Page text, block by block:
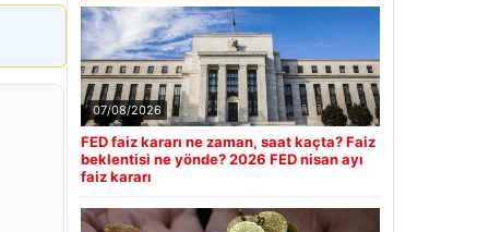
07/08/2026
FED faiz kararı ne zaman, saat kaçta? Faiz
beklentisi ne yönde? 2026 FED nisan ayı
faiz kararı